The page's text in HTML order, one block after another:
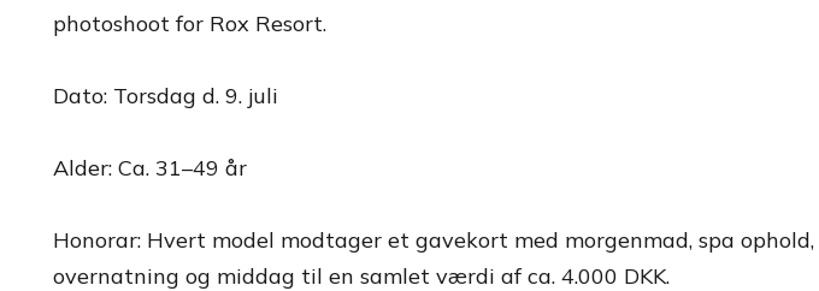
photoshoot for Rox Resort.
Dato: Torsdag d. 9. juli
Alder: Ca. 31–49 år
Honorar: Hvert model modtager et gavekort med morgenmad, spa ophold,
overnatning og middag til en samlet værdi af ca. 4.000 DKK.